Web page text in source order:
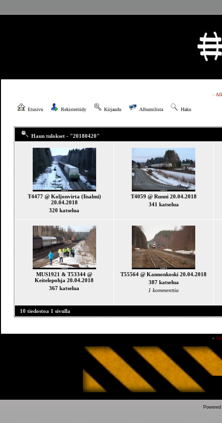
»
Etusivu Rekisteröidy Kirjaudu Albumilista Haku
Haun tulokset - "20180420"
T4477 @ Koljonvirta (Iisalmi)
20.04.2018
320 katselua
T4059 @ Runni 20.04.2018
341 katselua
MUS1921 & T53344 @
Keitelepohja 20.04.2018
367 katselua
T55564 @ Kannonkoski 20.04.2018
387 katselua
1 kommenttia
10 tiedostoa 1 sivulla
»